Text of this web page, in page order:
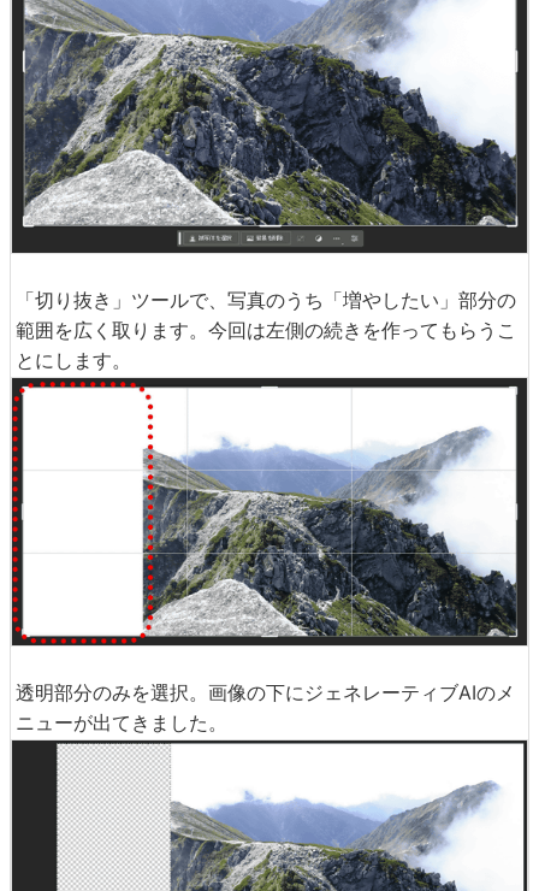
「切り抜き」ツールで、写真のうち「増やしたい」部分の
範囲を広く取ります。今回は左側の続きを作ってもらうこ
とにします。
透明部分のみを選択。画像の下にジェネレーティブAIのメ
ニューが出てきました。